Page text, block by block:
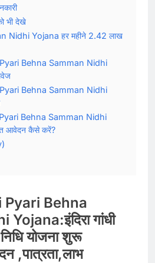
भी देखे
Nidhi Yojana हर महीने 2.42 लाख
Behna Samman Nidhi
Behna Samman Nidhi
Behna Samman Nidhi
आवेदन कैसे करें?
Behna
गांधी
निधि योजना शुरू
,पात्रता,लाभ